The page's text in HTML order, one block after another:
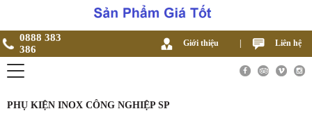
0888 383
386
Giới thiệu Liên hệ
PHỤ KIỆN INOX CÔNG NGHIỆP SP